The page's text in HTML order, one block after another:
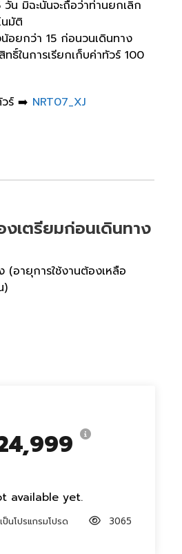
available yet.
ป็นโปรแกรมโปรด 3065
น มิฉะนั้นจะถือว่าท่านยกเลิก
มัติ
อยกว่า 15 ก่อนวนเดินทาง
ธิ์ในการเรียกเก็บค่าทัวร์ 100
วร์ ➡️ NRT07_XJ
งเตรียมก่อนเดินทาง
(อายุการใช้งานต้องเหลือ
)